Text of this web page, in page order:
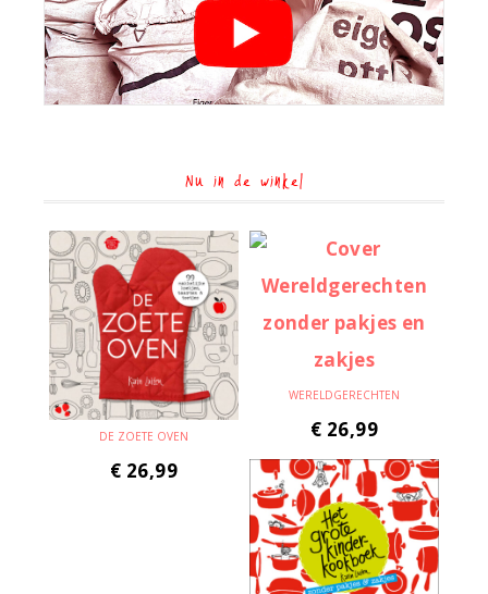
Nu in de winkel
DE ZOETE OVEN
€ 26,99
WERELDGERECHTEN
€ 26,99